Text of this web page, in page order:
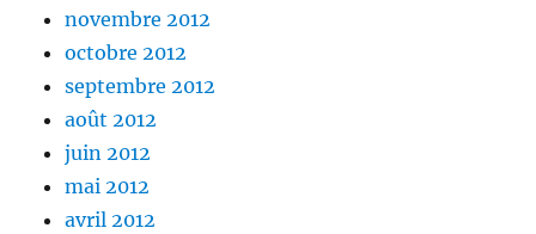
novembre 2012
octobre 2012
septembre 2012
août 2012
juin 2012
mai 2012
avril 2012